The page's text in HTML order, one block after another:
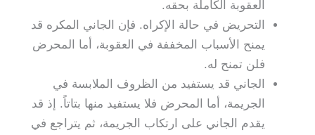
العقوبة الكاملة بحقه.
التحريض في حالة الإكراه. فإن الجاني المكره قد
يمنح الأسباب المخففة في العقوبة، أما المحرض
فلن تمنح له.
الجاني قد يستفيد من الظروف الملابسة في
الجريمة، أما المحرض فلا يستفيد منها بتاتاً. إذ قد
يقدم الجاني على ارتكاب الجريمة، ثم يتراجع في